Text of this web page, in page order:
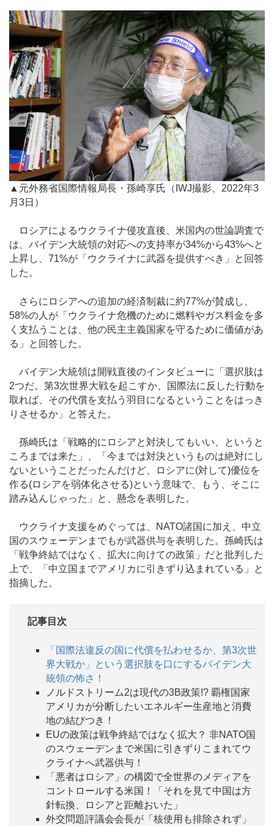
▲元外務省国際情報局長・孫崎享氏（IWJ撮影、2022年3
月3日）
ロシアによるウクライナ侵攻直後、米国内の世論調査で
は、バイデン大統領の対応への支持率が34%から43%へと
上昇し、71%が「ウクライナに武器を提供すべき」と回答
した。
さらにロシアへの追加の経済制裁に約77%が賛成し、
58%の人が「ウクライナ危機のために燃料やガス料金を多
く支払うことは、他の民主主義国家を守るために価値があ
る」と回答した。
バイデン大統領は開戦直後のインタビューに「選択肢は
2つだ。第3次世界大戦を起こすか、国際法に反した行動を
取れば、その代償を支払う羽目になるということをはっき
りさせるか」と答えた。
孫崎氏は「戦略的にロシアと対決してもいい、というと
ころまでは来た」、「今までは対決というものは絶対にし
ないということだったんだけど、ロシアに(対して)優位を
作る(ロシアを弱体化させる)という意味で、もう、そこに
踏み込んじゃった」と、懸念を表明した。
ウクライナ支援をめぐっては、NATO諸国に加え、中立
国のスウェーデンまでもが武器供与を表明した。孫崎氏は
「戦争終結ではなく、拡大に向けての政策」だと批判した
上で、「中立国までアメリカに引きずり込まれている」と
指摘した。
記事目次
「国際法違反の国に代償を払わせるか、第3次世
界大戦か」という選択肢を口にするバイデン大
統領の怖さ！
ノルドストリーム2は現代の3B政策!? 覇権国家
アメリカが分断したいエネルギー生産地と消費
地の結びつき！
EUの政策は戦争終結ではなく拡大？ 非NATO国
のスウェーデンまで米国に引きずりこまれてウ
クライナへ武器供与！
「悪者はロシア」の構図で全世界のメディアを
コントロールする米国！「それを見て中国は方
針転換、ロシアと距離おいた」
外交問題評議会会長が「核使用も排除されず」